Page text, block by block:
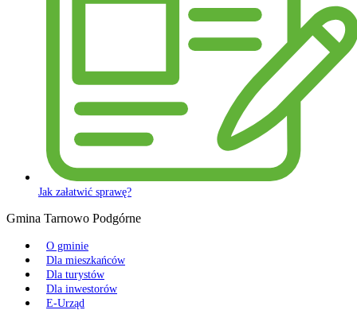
Jak załatwić sprawę?
Gmina Tarnowo Podgórne
O gminie
Dla mieszkańców
Dla turystów
Dla inwestorów
E-Urząd